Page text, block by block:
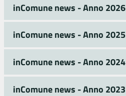
inComune news - Anno 2026
inComune news - Anno 2025
inComune news - Anno 2024
inComune news - Anno 2023